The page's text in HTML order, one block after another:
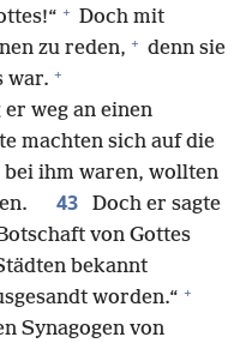
+ Doch mit
zu reden, + denn sie
war. +
weg an einen
machten sich auf die
bei ihm waren, wollten
43
Doch er sagte
von Gottes
bekannt
worden.“ +
Synagogen von